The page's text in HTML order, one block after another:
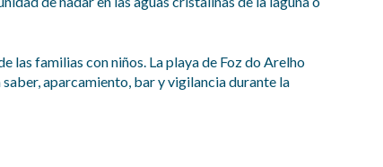
las familias con niños. La playa de Foz do Arelho
aparcamiento, bar y vigilancia durante la